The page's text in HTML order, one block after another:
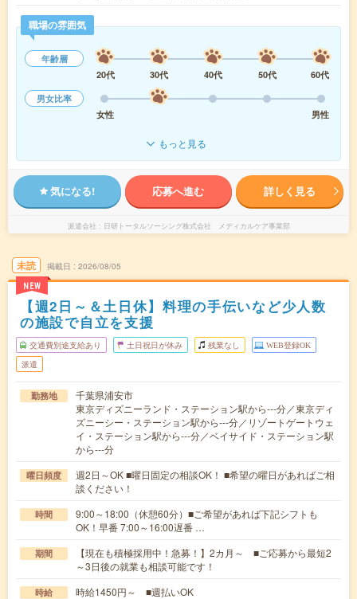
職場の雰囲気
年齢層
20代
30代 40代 50代
60代
男女比率
女性
男性
もっと見る
気になる! 応募へ進む 詳しく見る
派遣会社 日研トータルソーシング株式会社 メディカルケア事業部
未読
NEW
掲載日 2026/08/05
【週2日～＆土日休】料理の手伝いなど少人数
の施設で自立を支援
交通費別途支給あり 土日祝日が休み 残業なし WEB登録OK
派遣
勤務地
千葉県浦安市
東京ディズニーランド・ステーション駅から---分／東京ディ
ズニーシー・ステーション駅から---分／リゾートゲートウェ
イ・ステーション駅から---分／ベイサイド・ステーション駅
から---分
曜日頻度
週2日～OK ■曜日固定の相談OK！ ■希望の曜日があればご相
談ください！
時間
9:00～18:00（休憩60分）■ご希望があれば下記シフトも
OK！早番 7:00～16:00遅番 …
期間
【現在も積極採用中！急募！】2カ月～ ■ご応募から最短2
～3日後の就業も相談可能です！
時給 時給1450円～ ■週払いOK